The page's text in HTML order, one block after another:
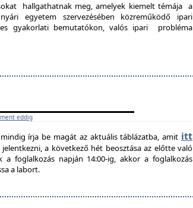
hallgathatnak meg, amelyek kiemelt témája a
egyetem szervezésében közreműködő ipari
gyakorlati bemutatókon, valós ipari probléma
eddig
írja be magát az aktuális táblázatba, amit itt
a következő hét beosztása az előtte való
foglalkozás napján 14:00-ig, akkor a foglalkozás
a labort.